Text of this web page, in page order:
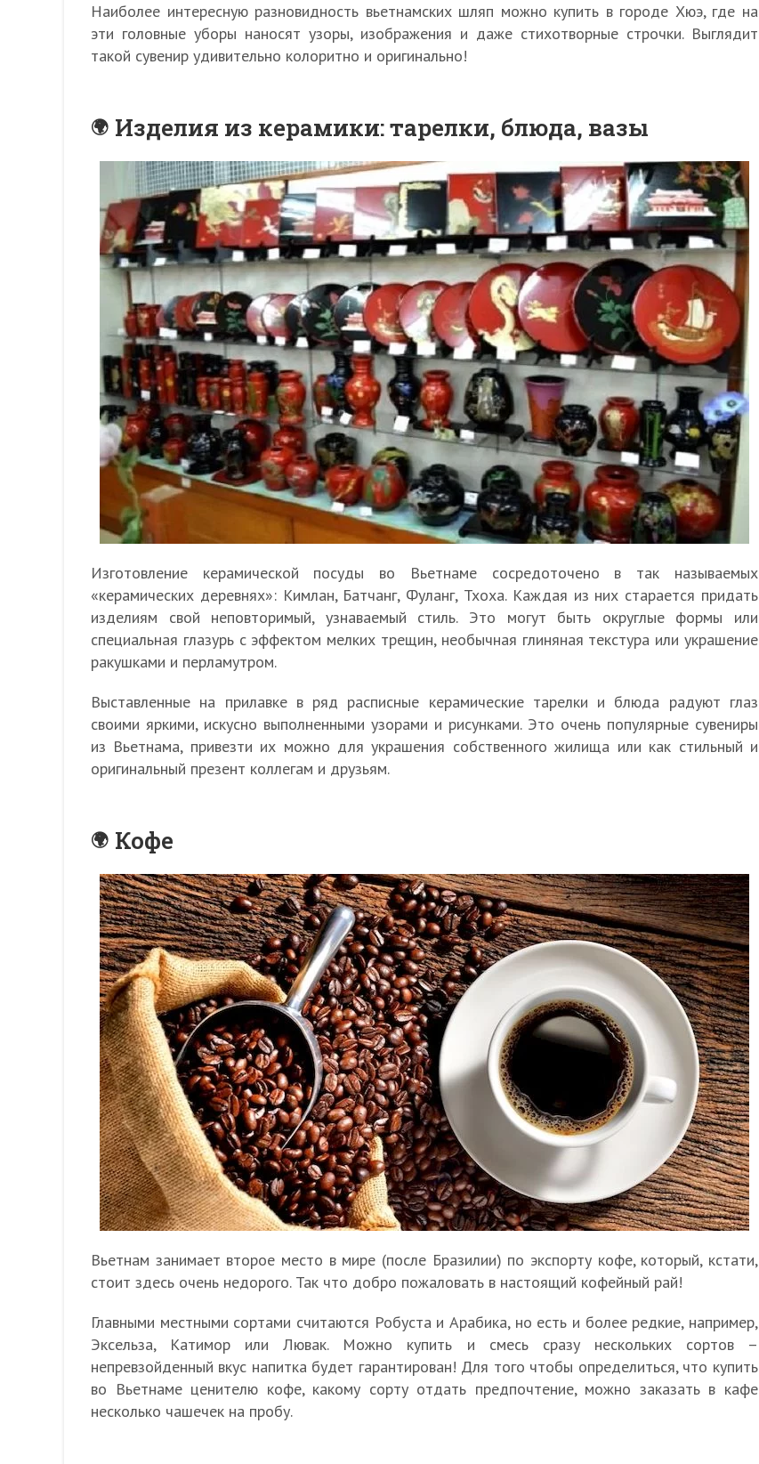
Наиболее интересную разновидность вьетнамских шляп можно купить в городе Хюэ, где на
эти головные уборы наносят узоры, изображения и даже стихотворные строчки. Выглядит
такой сувенир удивительно колоритно и оригинально!
Изделия из керамики: тарелки, блюда, вазы
Изготовление керамической посуды во Вьетнаме сосредоточено в так называемых
«керамических деревнях»: Кимлан, Батчанг, Фуланг, Тхоха. Каждая из них старается придать
изделиям свой неповторимый, узнаваемый стиль. Это могут быть округлые формы или
специальная глазурь с эффектом мелких трещин, необычная глиняная текстура или украшение
ракушками и перламутром.
Выставленные на прилавке в ряд расписные керамические тарелки и блюда радуют глаз
своими яркими, искусно выполненными узорами и рисунками. Это очень популярные сувениры
из Вьетнама, привезти их можно для украшения собственного жилища или как стильный и
оригинальный презент коллегам и друзьям.
Кофе
Вьетнам занимает второе место в мире (после Бразилии) по экспорту кофе, который, кстати,
стоит здесь очень недорого. Так что добро пожаловать в настоящий кофейный рай!
Главными местными сортами считаются Робуста и Арабика, но есть и более редкие, например,
Эксельза, Катимор или Лювак. Можно купить и смесь сразу нескольких сортов –
непревзойденный вкус напитка будет гарантирован! Для того чтобы определиться, что купить
во Вьетнаме ценителю кофе, какому сорту отдать предпочтение, можно заказать в кафе
несколько чашечек на пробу.